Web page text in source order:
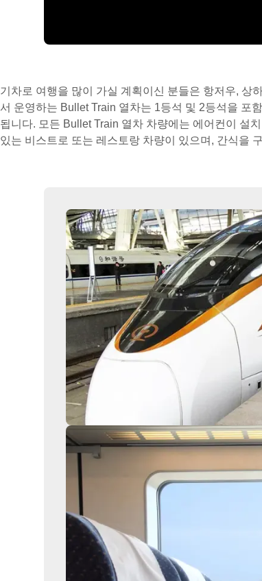
기차로 여행을 많이 가실 계획이신 분들은 항저우, 상
서 운영하는 Bullet Train 열차는 1등석 및 2등석을 포
됩니다. 모든 Bullet Train 열차 차량에는 에어컨이 설
있는 비스트로 또는 레스토랑 차량이 있으며, 간식을